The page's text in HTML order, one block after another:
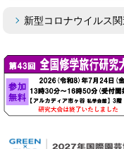
新型コロナウイルス